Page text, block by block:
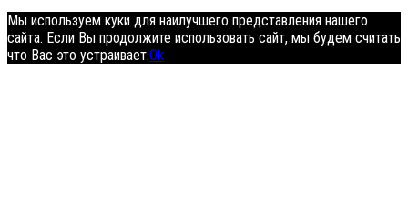
Мы используем куки для наилучшего представления нашего
сайта. Если Вы продолжите использовать сайт, мы будем считать
что Вас это устраивает.Ok